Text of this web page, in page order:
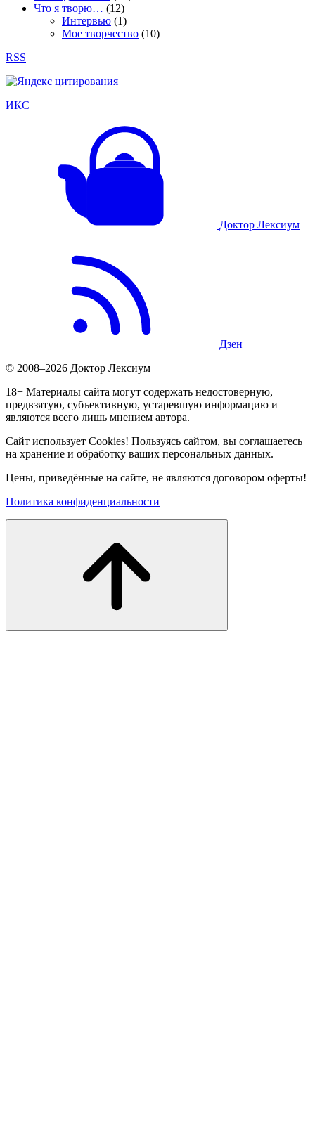
Что я творю… (12)
Интервью (1)
Мое творчество (10)
RSS
ИКС
Доктор Лексиум
Дзен
© 2008–2026 Доктор Лексиум
18+ Материалы сайта могут содержать недостоверную,
предвзятую, субъективную, устаревшую информацию и
являются всего лишь мнением автора.
Сайт использует Cookies! Пользуясь сайтом, вы соглашаетесь
на хранение и обработку ваших персональных данных.
Цены, приведённые на сайте, не являются договором оферты!
Политика конфиденциальности